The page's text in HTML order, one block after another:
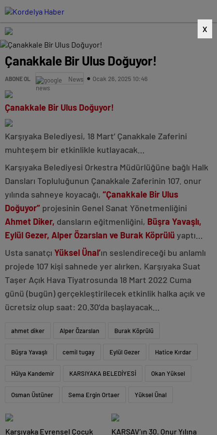
X
Çanakkale Bir Ulus Doğuyor!
ABONE OL News Ocak 26, 2025 10:46
Çanakkale Bir Ulus Doğuyor!
Karşıyaka Belediyesi, 18 Mart’ Çanakkale Zaferini
muhteşem bir etkinlikle kutlayacak…
Karşıyaka Belediyesi Orkestra Müdürlüğüne bağlı Halk
Dansları Topluluğunun Çanakkale Zaferinin 107. onur
yılında sahneye koyacağı, “Çanakkale Bir Ulus
Doğuyor” projesinin Genel Sanat Yönetmenliğini
Ahmet Diker, dansların eğitmenliğini, Büşra Yavaşlı,
Eylül Gezer, Alper Özarslan ve Burak Köprülü yaptı…
Usta sanatçı Yüksel Ünal’ın seslendireceği bu anlamlı
projede 107 kişi sahnede yer alırken, Karşıyaka Suat
Taşer Açık Hava Tiyatrosunda 18 Mart 2022 Cuma
günü (bugün) gerçekleştirilecek etkinlik halka açık ve
ücretsiz olup saat: 20.30’da başlayacak…
ahmet diker Alper Özarslan Burak Köprülü
Büşra Yavaşlı cemil tugay Eylül Gezer Hatice Kırdar
Hülya Kandemir KARSIYAKA BELEDİYESİ Okan Yüksel
Osman Üstüner Sema Ergin Ortaer Yüksel Ünal
Karşıyaka Evrensel Çocuk KARSAV’ın 30. Onur Yılına